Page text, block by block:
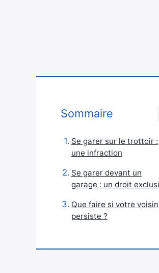
Sommaire
Se garer sur le trottoir :
une infraction
Se garer devant un
garage : un droit
Que faire si votre voisin
persiste ?